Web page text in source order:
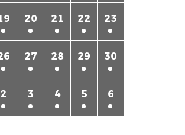
20 21 22 23
27 28 29 30
2 3 4 5 6